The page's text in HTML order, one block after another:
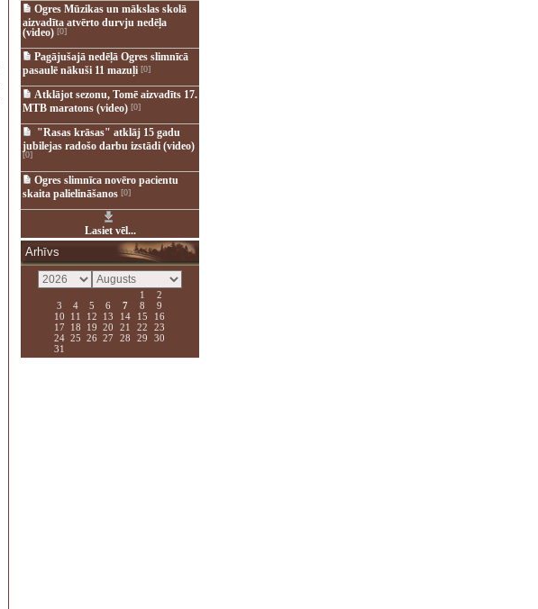
Ogres Mūzikas un mākslas skolā
aizvadīta atvērto durvju nedēļa
(video)[0]
Pagājušajā nedēļā Ogres slimnīcā
pasaulē nākuši 11 mazuļi[0]
Atklājot sezonu, Tomē aizvadīts 17.
MTB maratons (video)[0]
"Rasas krāsas" atklāj 15 gadu
jubilejas radošo darbu izstādi (video)
[0]
Ogres slimnīca novēro pacientu
skaita palielināšanos [0]
Lasiet vēl...
Arhīvs
1
2
3
4 5 6 7 8
9
10
11 12 13 14 15
16
17
18 19 20 21 22
23
24 25 26 27 28 29
30
31